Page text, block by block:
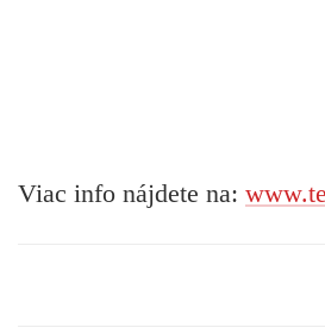
Viac info nájdete na: